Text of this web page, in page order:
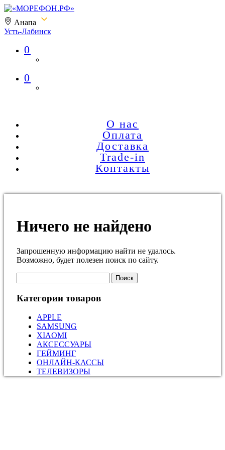
Анапа
Усть-Лабинск
«МОРЕФОН.РФ»
0
0
О нас
Оплата
Доставка
Trade-in
Контакты
Ничего не найдено
Запрошенную информацию найти не удалось.
Возможно, будет полезен поиск по сайту.
Категории товаров
APPLE
SAMSUNG
XIAOMI
АКСЕССУАРЫ
ГЕЙМИНГ
ОНЛАЙН-КАССЫ
ТЕЛЕВИЗОРЫ